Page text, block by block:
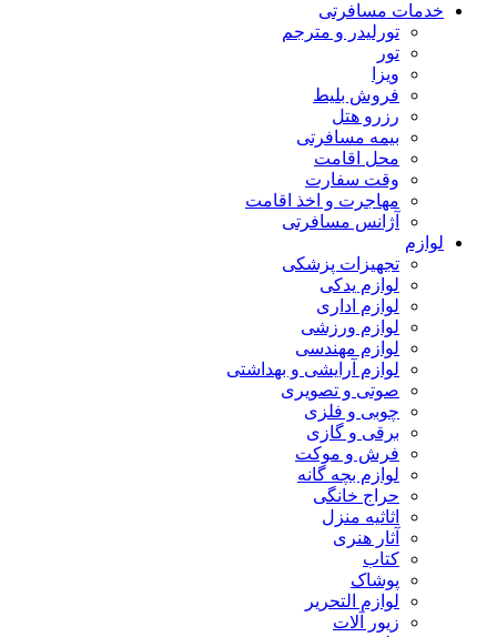
خدمات مسافرتی
تورلیدر و مترجم
تور
ویزا
فروش بلیط
رزرو هتل
بیمه مسافرتی
محل اقامت
وقت سفارت
مهاجرت و اخذ اقامت
آژانس مسافرتی
لوازم
تجهیزات پزشکی
لوازم یدکی
لوازم اداری
لوازم ورزشی
لوازم مهندسی
لوازم آرایشی و بهداشتی
صوتی و تصویری
چوبی و فلزی
برقی و گازی
فرش و موکت
لوازم بچه گانه
حراج خانگی
اثاثیه منزل
آثار هنری
کتاب
پوشاک
لوازم التحریر
زیور آلات